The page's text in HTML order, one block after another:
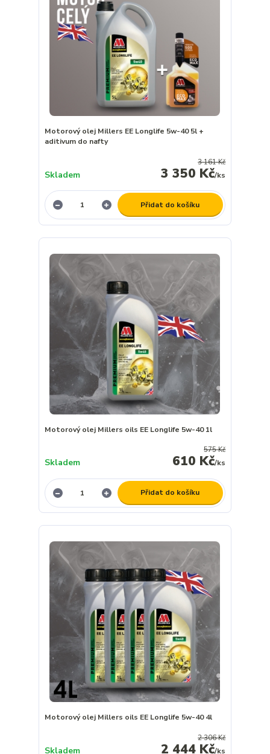
Motorový olej Millers EE Longlife 5w-40 5l +
aditivum do nafty
3 161 Kč
3 350 Kč/ks
Skladem
Přidat do košíku
Motorový olej Millers oils EE Longlife 5w-40 1l
575 Kč
610 Kč/ks
Skladem
Přidat do košíku
Motorový olej Millers oils EE Longlife 5w-40 4l
2 306 Kč
2 444 Kč/ks
Skladem